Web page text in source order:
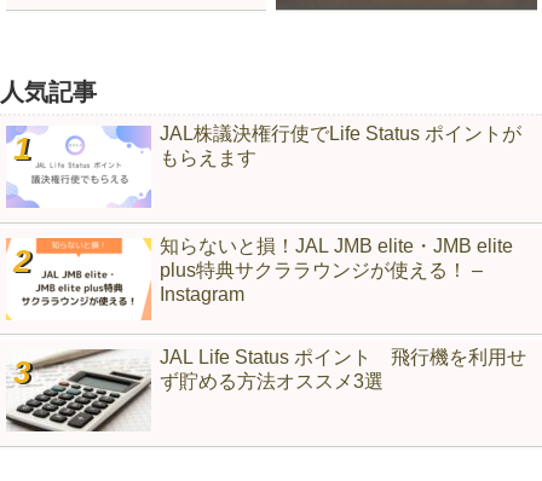
人気記事
JAL株議決権行使でLife Status ポイントが
もらえます
知らないと損！JAL JMB elite・JMB elite
plus特典サクララウンジが使える！ –
Instagram
JAL Life Status ポイント 飛行機を利用せ
ず貯める方法オススメ3選